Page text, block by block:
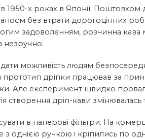
1950-х роках в Японії.
без втрати дорогоцінних
задоволенням, розчинна кава
незручно.
можливість людям
дріпки працював за
Але експеримент швидко
створення дріп-кави змінювалась
в паперові фільтри. На
з однією ручкою і кріпились по